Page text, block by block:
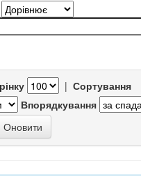
| Сортування
Впорядкування